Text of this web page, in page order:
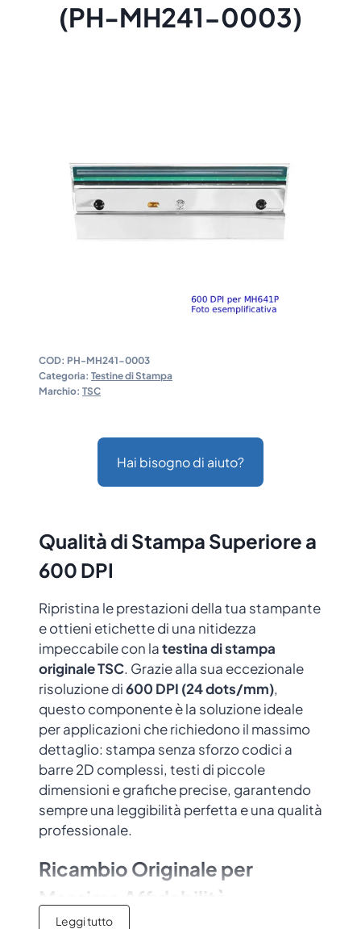
(PH-MH241-0003)
COD: PH-MH241-0003
Categoria: Testine di Stampa
Marchio: TSC
Hai bisogno di aiuto?
Qualità di Stampa Superiore a
600 DPI
Ripristina le prestazioni della tua stampante
e ottieni etichette di una nitidezza
impeccabile con latestina di stampa
originale TSC. Grazie alla sua eccezionale
risoluzione di600 DPI (24 dots/mm),
questo componente è la soluzione ideale
per applicazioni che richiedono il massimo
dettaglio: stampa senza sforzo codici a
barre 2D complessi, testi di piccole
dimensioni e grafiche precise, garantendo
sempre una leggibilità perfetta e una qualità
professionale.
Ricambio Originale per
Massima Affidabilità
Leggi tutto